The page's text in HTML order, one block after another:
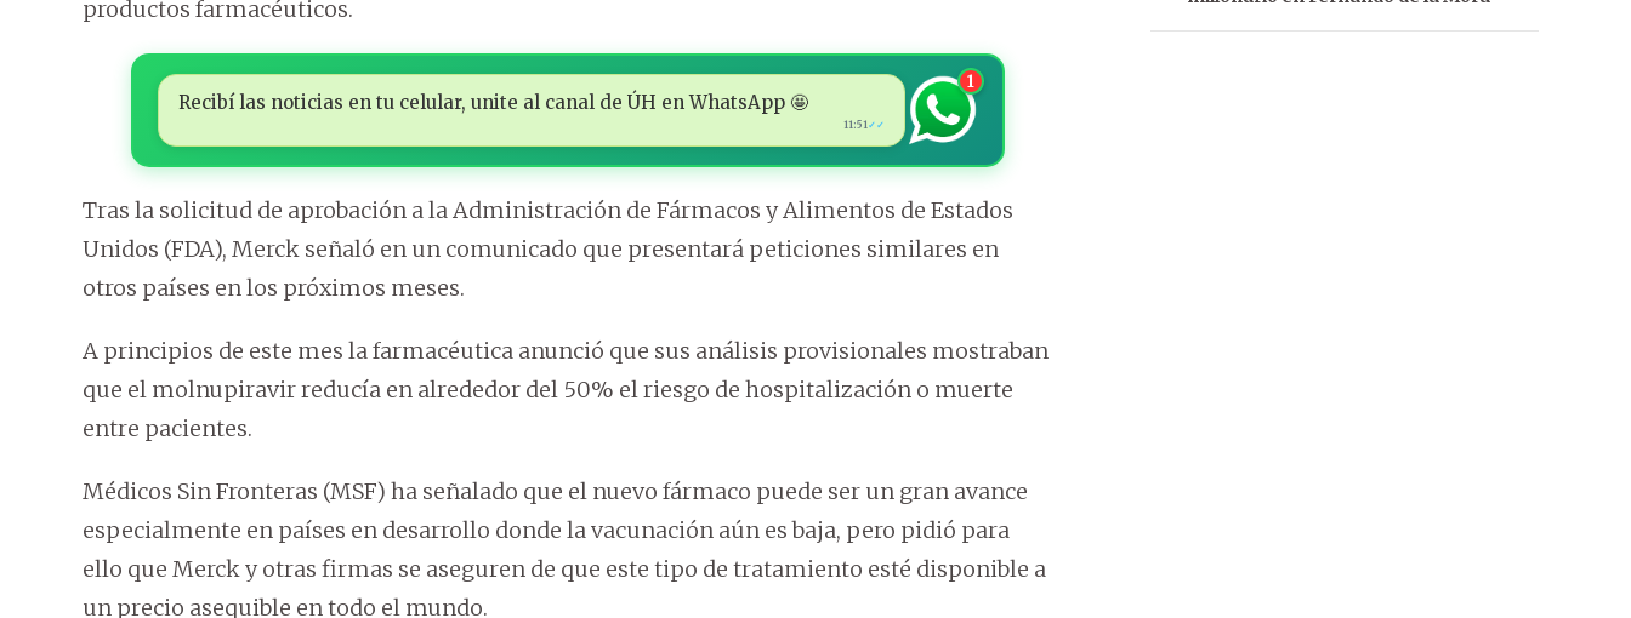
productos farmacéuticos.
Recibí las noticias en tu celular, unite al canal de ÚH en WhatsApp 🤩
11:51✓✓
1
Tras la solicitud de aprobación a la Administración de Fármacos y Alimentos de Estados
Unidos (FDA), Merck señaló en un comunicado que presentará peticiones similares en
otros países en los próximos meses.
A principios de este mes la farmacéutica anunció que sus análisis provisionales mostraban
que el molnupiravir reducía en alrededor del 50% el riesgo de hospitalización o muerte
entre pacientes.
Médicos Sin Fronteras (MSF) ha señalado que el nuevo fármaco puede ser un gran avance
especialmente en países en desarrollo donde la vacunación aún es baja, pero pidió para
ello que Merck y otras firmas se aseguren de que este tipo de tratamiento esté disponible a
un precio asequible en todo el mundo.